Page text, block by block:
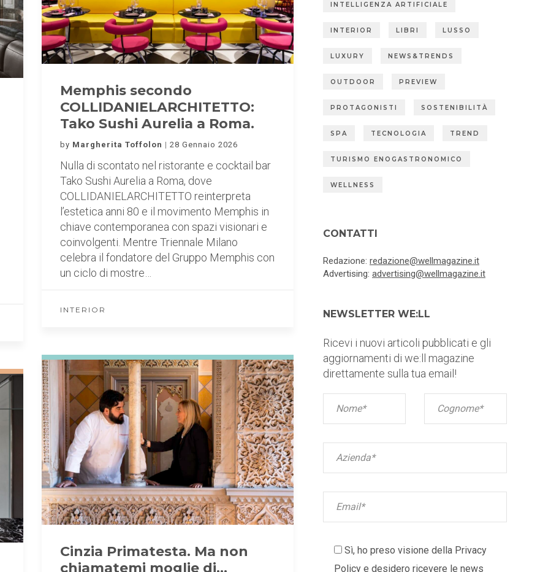
Memphis secondo
COLLIDANIELARCHITETTO:
Tako Sushi Aurelia a Roma.
by Margherita Toffolon 28 Gennaio 2026
Nulla di scontato nel ristorante e cocktail bar
Tako Sushi Aurelia a Roma, dove
COLLIDANIELARCHITETTO reinterpreta
l’estetica anni 80 e il movimento Memphis in
chiave contemporanea con spazi visionari e
coinvolgenti. Mentre Triennale Milano
celebra il fondatore del Gruppo Memphis con
un ciclo di mostre…
INTERIOR
Cinzia Primatesta. Ma non
chiamatemi moglie di…
INTELLIGENZA ARTIFICIALE
INTERIOR LIBRI LUSSO
LUXURY NEWS&TRENDS
OUTDOOR PREVIEW
PROTAGONISTI SOSTENIBILITÀ
SPA TECNOLOGIA TREND
TURISMO ENOGASTRONOMICO
WELLNESS
CONTATTI
Redazione: redazione@wellmagazine.it
Advertising: advertising@wellmagazine.it
NEWSLETTER WE:LL
Ricevi i nuovi articoli pubblicati e gli
aggiornamenti di we:ll magazine
direttamente sulla tua email!
Sì, ho preso visione della Privacy
Policy e desidero ricevere le news